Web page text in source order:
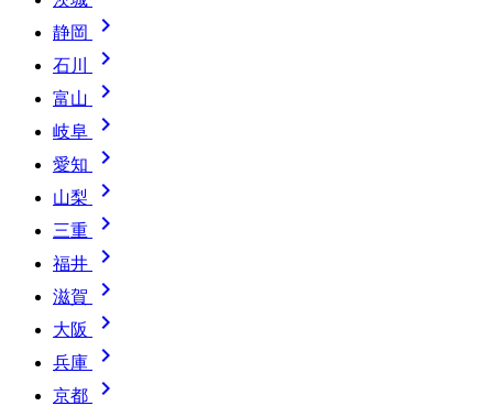
静岡 
石川 
富山 
岐阜 
愛知 
山梨 
三重 
福井 
滋賀 
大阪 
兵庫 
京都 